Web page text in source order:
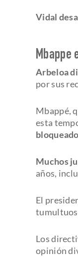
Vidal
Mbappe
Arbeloa
por sus
Mbappé,
esta
Muchos
años,
El
Los
opinión